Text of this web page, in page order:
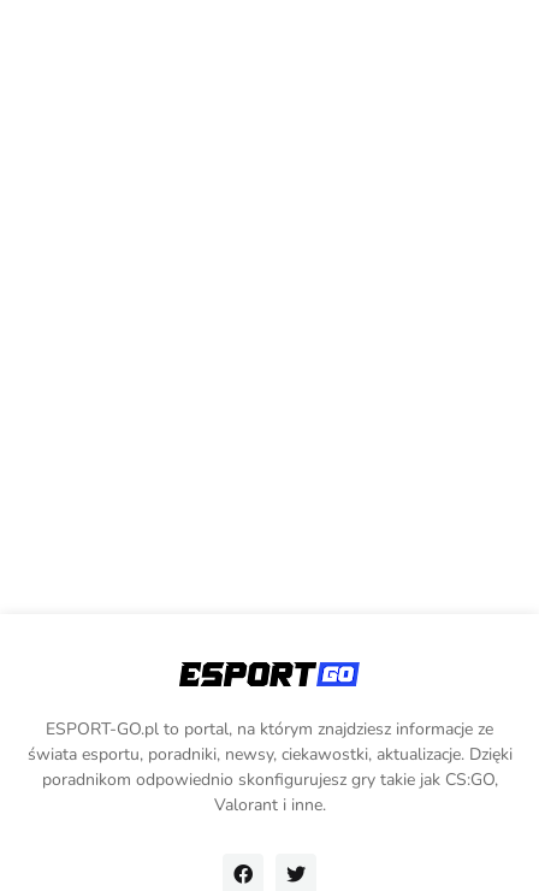
ESPORT-GO.pl to portal, na którym znajdziesz informacje ze
świata esportu, poradniki, newsy, ciekawostki, aktualizacje. Dzięki
poradnikom odpowiednio skonfigurujesz gry takie jak CS:GO,
Valorant i inne.